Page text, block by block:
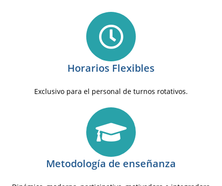
Horarios Flexibles
Exclusivo para el personal de turnos rotativos.
Metodología de enseñanza